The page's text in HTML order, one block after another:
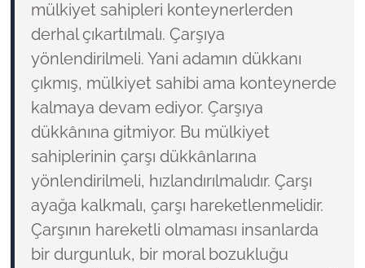
mülkiyet sahipleri konteynerlerden
derhal çıkartılmalı. Çarşıya
yönlendirilmeli. Yani adamın dükkanı
çıkmış, mülkiyet sahibi ama konteynerde
kalmaya devam ediyor. Çarşıya
dükkânına gitmiyor. Bu mülkiyet
sahiplerinin çarşı dükkânlarına
yönlendirilmeli, hızlandırılmalıdır. Çarşı
ayağa kalkmalı, çarşı hareketlenmelidir.
Çarşının hareketli olmaması insanlarda
bir durgunluk, bir moral bozukluğu